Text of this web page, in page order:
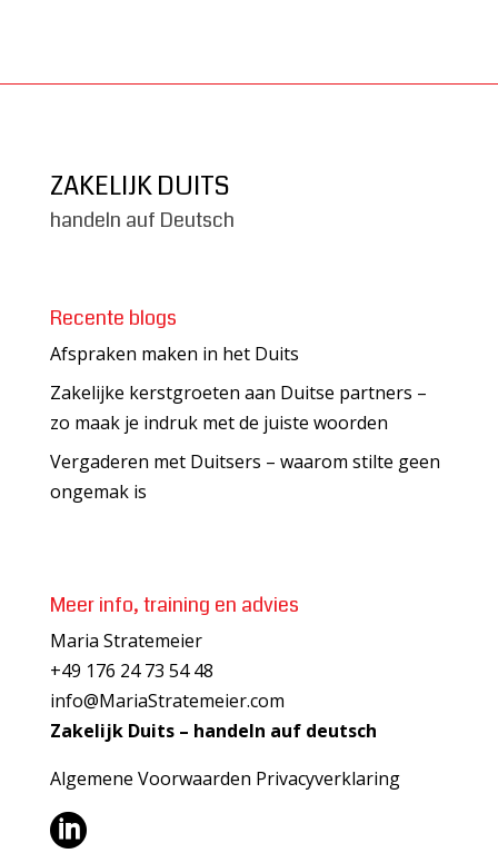
ZAKELIJK DUITS
handeln auf Deutsch
Recente blogs
Afspraken maken in het Duits
Zakelijke kerstgroeten aan Duitse partners –
zo maak je indruk met de juiste woorden
Vergaderen met Duitsers – waarom stilte geen
ongemak is
Meer info, training en advies
Maria Stratemeier
+49 176 24 73 54 48
info@MariaStratemeier.com
Zakelijk Duits – handeln auf deutsch
Algemene Voorwaarden Privacyverklaring
